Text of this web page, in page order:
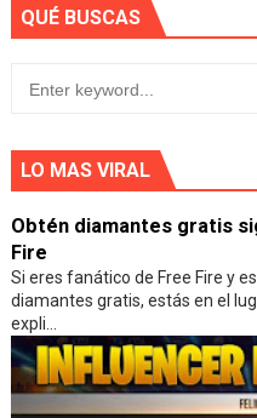
QUÉ BUSCAS
LO MAS VIRAL
Obtén diamantes gratis
Fire
Si eres fanático de Free Fire y
diamantes gratis, estás en el
expli...